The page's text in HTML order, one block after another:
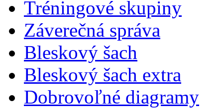
Tréningové skupiny
Záverečná správa
Bleskový šach
Bleskový šach extra
Dobrovoľné diagramy